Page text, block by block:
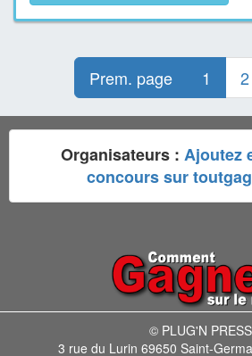
Prem. page 1 2
Organisateurs : Ajoutez
concours sur
© PLUG'N PRESS
3 rue du Lurin 69650 Saint-